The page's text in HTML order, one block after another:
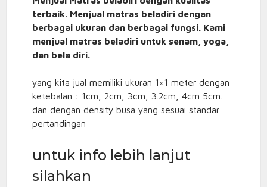
terbaik. Menjual matras beladiri dengan
berbagai ukuran dan berbagai fungsi. Kami
menjual matras beladiri untuk senam, yoga,
dan bela diri.
yang kita jual memiliki ukuran 1×1 meter dengan
ketebalan : 1cm, 2cm, 3cm, 3.2cm, 4cm 5cm.
dan dengan density busa yang sesuai standar
pertandingan
untuk info lebih lanjut
silahkan